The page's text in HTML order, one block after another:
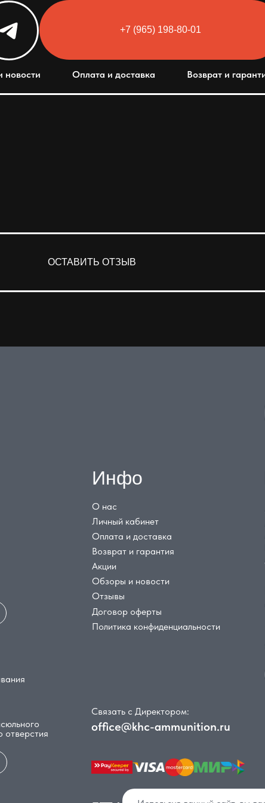
+7 (965) 198-80-01
новости Оплата и доставка Возврат и
ОСТАВИТЬ ОТЗЫВ
Инфо
О нас
Личный кабинет
Оплата и доставка
Возврат и гарантия
Акции
Обзоры и новости
Отзывы
Договор оферты
office@khc-ammunition.ru
Связать с Директором:
отверстия
Политика конфиденциальности